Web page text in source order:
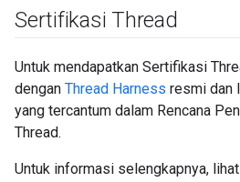
Sertifikasi Thread
Untuk mendapatkan Sertifikasi
dengan Thread Harness resmi dan
yang tercantum dalam Rencana
Thread.
Untuk informasi selengkapnya, lihat